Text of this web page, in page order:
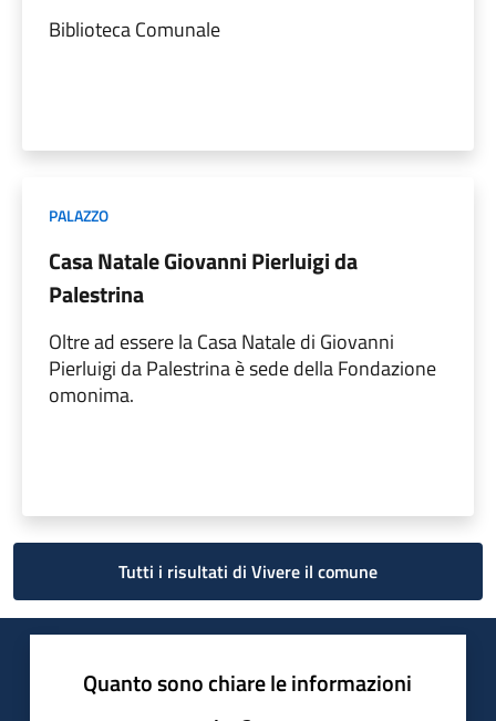
Biblioteca Comunale
PALAZZO
Casa Natale Giovanni Pierluigi da
Palestrina
Oltre ad essere la Casa Natale di Giovanni
Pierluigi da Palestrina è sede della Fondazione
omonima.
Tutti i risultati di Vivere il comune
Quanto sono chiare le informazioni